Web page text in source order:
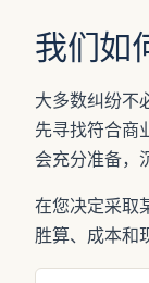
我们如
大多数纠纷不
先寻找符合商
会充分准备，
在您决定采取
胜算、成本和